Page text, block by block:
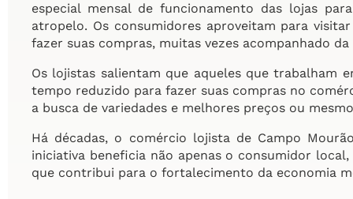
especial mensal de funcionamento das lojas
atropelo. Os consumidores aproveitam para
fazer suas compras, muitas vezes acompanhado da
Os lojistas salientam que aqueles que trabalham
tempo reduzido para fazer suas compras no
a busca de variedades e melhores preços ou
Há décadas, o comércio lojista de Campo
iniciativa beneficia não apenas o consumidor
que contribui para o fortalecimento da economia